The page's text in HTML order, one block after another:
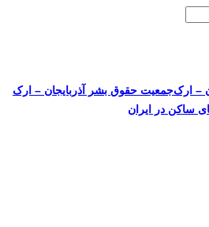
جمعیت حقوق بشر آذربایجان – ارک
ساکن در ایران